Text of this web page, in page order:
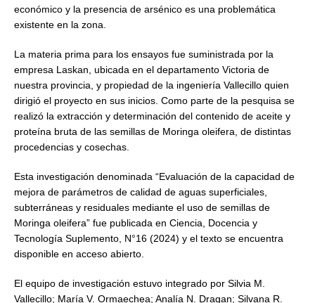
económico y la presencia de arsénico es una problemática
existente en la zona.
La materia prima para los ensayos fue suministrada por la
empresa Laskan, ubicada en el departamento Victoria de
nuestra provincia, y propiedad de la ingeniería Vallecillo quien
dirigió el proyecto en sus inicios. Como parte de la pesquisa se
realizó la extracción y determinación del contenido de aceite y
proteína bruta de las semillas de Moringa oleifera, de distintas
procedencias y cosechas.
Esta investigación denominada “Evaluación de la capacidad de
mejora de parámetros de calidad de aguas superficiales,
subterráneas y residuales mediante el uso de semillas de
Moringa oleifera” fue publicada en Ciencia, Docencia y
Tecnología Suplemento, N°16 (2024) y el texto se encuentra
disponible en acceso abierto.
El equipo de investigación estuvo integrado por Silvia M.
Vallecillo; María V. Ormaechea; Analía N. Dragan; Silvana R.